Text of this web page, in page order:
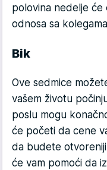
polovina nedelje će
odnosa sa
Bik
Ove sedmice
vašem životu
poslu mogu
će početi da cene
da budete
će vam pomoći da